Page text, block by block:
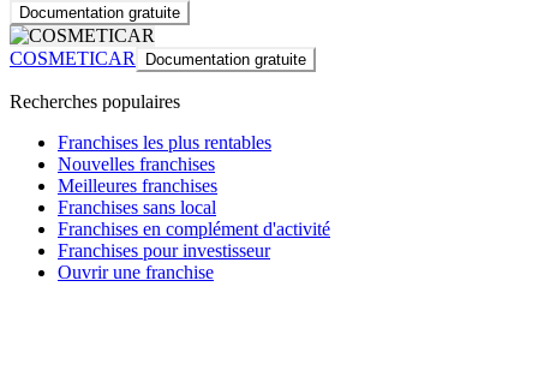
Documentation gratuite
COSMETICAR Documentation gratuite
Recherches populaires
Franchises les plus rentables
Nouvelles franchises
Meilleures franchises
Franchises sans local
Franchises en complément d'activité
Franchises pour investisseur
Ouvrir une franchise